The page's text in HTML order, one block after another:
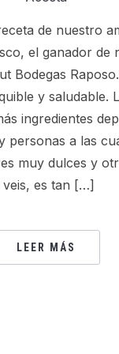
de nuestro
el ganador de
Bodegas
y saludable.
ingredientes
personas a las
muy dulces y
veis, es tan […]
LEER MÁS